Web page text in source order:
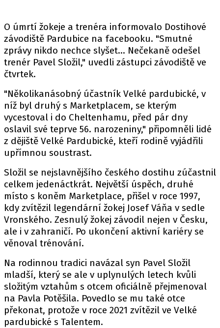
O úmrtí žokeje a trenéra informovalo Dostihové
závodiště Pardubice na facebooku. "Smutné
zprávy nikdo nechce slyšet... Nečekaně odešel
trenér Pavel Složil," uvedli zástupci závodiště ve
čtvrtek.
"Několikanásobný účastník Velké pardubické, v
níž byl druhý s Marketplacem, se kterým
vycestoval i do Cheltenhamu, před pár dny
oslavil své teprve 56. narozeniny," připomněli lidé
z dějiště Velké Pardubické, kteří rodině vyjádřili
upřímnou soustrast.
Složil se nejslavnějšího českého dostihu zúčastnil
celkem jedenáctkrát. Největší úspěch, druhé
místo s koněm Marketplace, přišel v roce 1997,
kdy zvítězil legendární žokej Josef Váňa v sedle
Vronského. Zesnulý žokej závodil nejen v Česku,
ale i v zahraničí. Po ukončení aktivní kariéry se
věnoval trénování.
Na rodinnou tradici navázal syn Pavel Složil
mladší, který se ale v uplynulých letech kvůli
složitým vztahům s otcem oficiálně přejmenoval
na Pavla Potěšila. Povedlo se mu také otce
překonat, protože v roce 2021 zvítězil ve Velké
pardubické s Talentem.